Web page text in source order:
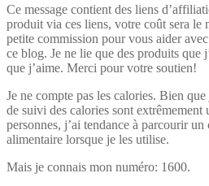
Ce message contient des liens
produit via ces liens, votre coût sera le
petite commission pour vous aider
ce blog. Je ne lie que des produits que
que j’aime. Merci pour votre soutien!
Je ne compte pas les calories. Bien
de suivi des calories sont extrêmement
personnes, j’ai tendance à parcourir
alimentaire lorsque je les utilise.
Mais je connais mon numéro: 1600.